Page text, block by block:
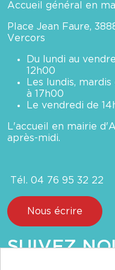
Accueil général en
Place Jean Faure,
Vercors
Du lundi au
12h00
Les lundis,
à 17h00
Le vendredi de
L'accueil en mairie
après-midi.
Tél. 04 76 95 32 22
Nous écrire
SUIVEZ